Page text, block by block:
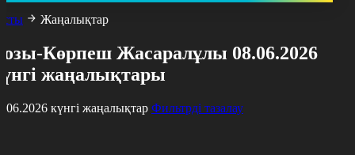
Жаңалықтар
Көрпеш Жасаралұлы 08.06.2026
жаңалықтары
күнгі жаңалықтар Фильтрді тазалау